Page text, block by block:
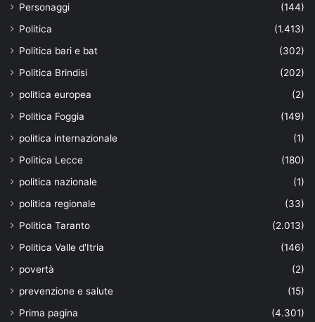
Personaggi
(144)
Politica
(1.413)
Politica bari e bat
(302)
Politica Brindisi
(202)
politica europea
(2)
Politica Foggia
(149)
politica internazionale
(1)
Politica Lecce
(180)
politica nazionale
(1)
politica regionale
(33)
Politica Taranto
(2.013)
Politica Valle d'Itria
(146)
povertà
(2)
prevenzione e salute
(15)
Prima pagina
(4.301)